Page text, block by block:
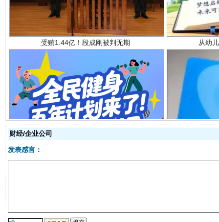
全民健身五年计划来了！等你上场
财经/企业公司
发表感言：